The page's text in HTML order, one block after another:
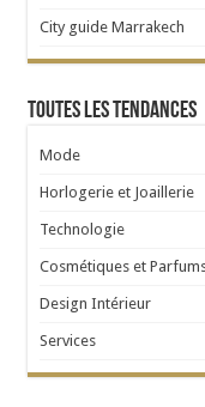
City guide Marrakech
Toutes les tendances
Mode
Horlogerie et Joaillerie
Technologie
Cosmétiques et
Design Intérieur
Services